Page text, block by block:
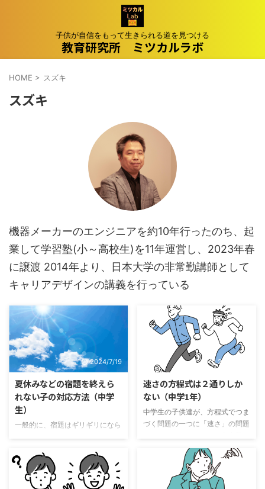
子供が自信をもって生きられる道を見つける
教育研究所 ミツカルラボ
HOME > スズキ
スズキ
機器メーカーのエンジニアを約10年行ったのち、起
業して学習塾(小～高校生)を11年運営し、2023年春
に譲渡 2014年より、日本大学の非常勤講師として
キャリアデザインの講義を行っている
2024/7/19
夏休みなどの宿題を終えら
れない子の対応方法（中学
生）
一般的に、宿題はギリギリになら
ってもなんとか終わらせることが
できますが、夏休みなどの長期休
みの宿題についてはそうはいきま
2024/6/12
速さの方程式は２通りしか
ない（中学1年）
中学生の子供達が、方程式でつま
づく問題の一つに「速さ」の問題
読んで、どうやって式をつくれば
いいのかわからなくなってしまう
ことが多いです。 それは、文章
題を「理解」しようとするから、